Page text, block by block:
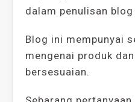
dalam penulisan blog
Blog ini mempunyai
mengenai produk
bersesuaian.